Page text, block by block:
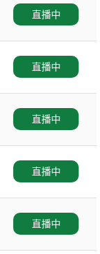
直播中
直播中
直播中
直播中
直播中